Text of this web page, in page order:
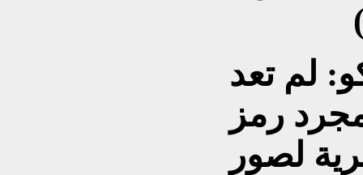
لم تعد
رمز
لصور